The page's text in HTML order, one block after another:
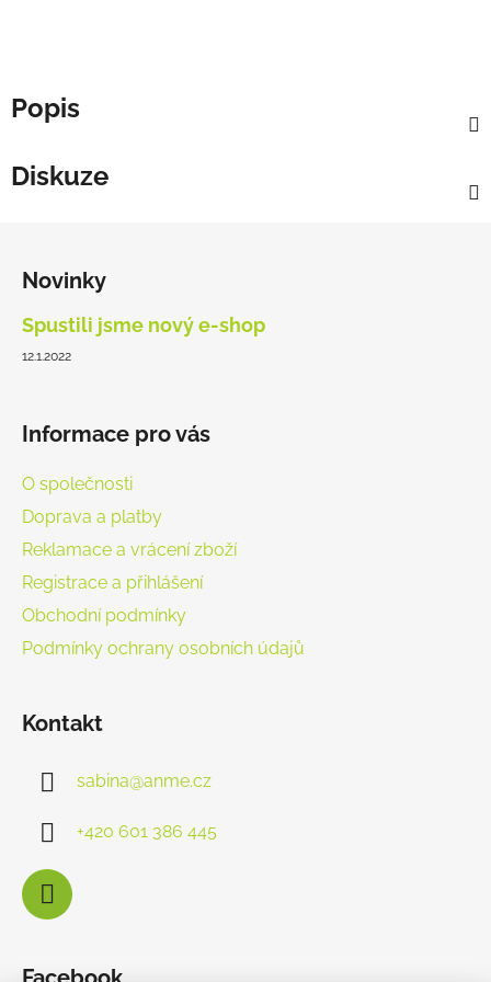
Popis
Diskuze
Novinky
Spustili jsme nový e-shop
12.1.2022
Informace pro vás
O společnosti
Doprava a platby
Reklamace a vrácení zboží
Registrace a přihlášení
Obchodní podmínky
Podmínky ochrany osobních údajů
Kontakt
sabina@anme.cz
+420 601 386 445